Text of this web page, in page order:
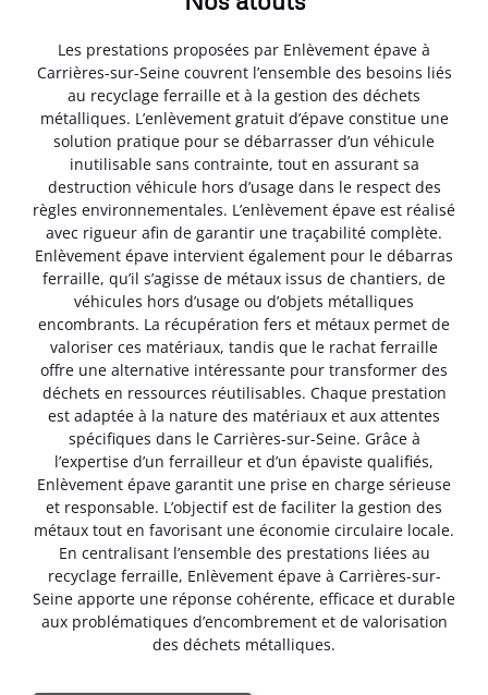
Les prestations proposées par Enlèvement épave à
Carrières-sur-Seine couvrent l’ensemble des besoins liés
au recyclage ferraille et à la gestion des déchets
métalliques. L’enlèvement gratuit d’épave constitue une
solution pratique pour se débarrasser d’un véhicule
inutilisable sans contrainte, tout en assurant sa
destruction véhicule hors d’usage dans le respect des
règles environnementales. L’enlèvement épave est réalisé
avec rigueur afin de garantir une traçabilité complète.
Enlèvement épave intervient également pour le débarras
ferraille, qu’il s’agisse de métaux issus de chantiers, de
véhicules hors d’usage ou d’objets métalliques
encombrants. La récupération fers et métaux permet de
valoriser ces matériaux, tandis que le rachat ferraille
offre une alternative intéressante pour transformer des
déchets en ressources réutilisables. Chaque prestation
est adaptée à la nature des matériaux et aux attentes
spécifiques dans le Carrières-sur-Seine. Grâce à
l’expertise d’un ferrailleur et d’un épaviste qualifiés,
Enlèvement épave garantit une prise en charge sérieuse
et responsable. L’objectif est de faciliter la gestion des
métaux tout en favorisant une économie circulaire locale.
En centralisant l’ensemble des prestations liées au
recyclage ferraille, Enlèvement épave à Carrières-sur-
Seine apporte une réponse cohérente, efficace et durable
aux problématiques d’encombrement et de valorisation
des déchets métalliques.